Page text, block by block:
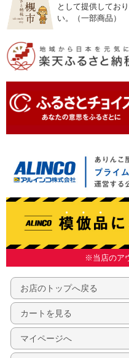
として提供してお
い。（一部商品）
※当店のア
お店のトップへ戻る
カートを見る
マイページへ